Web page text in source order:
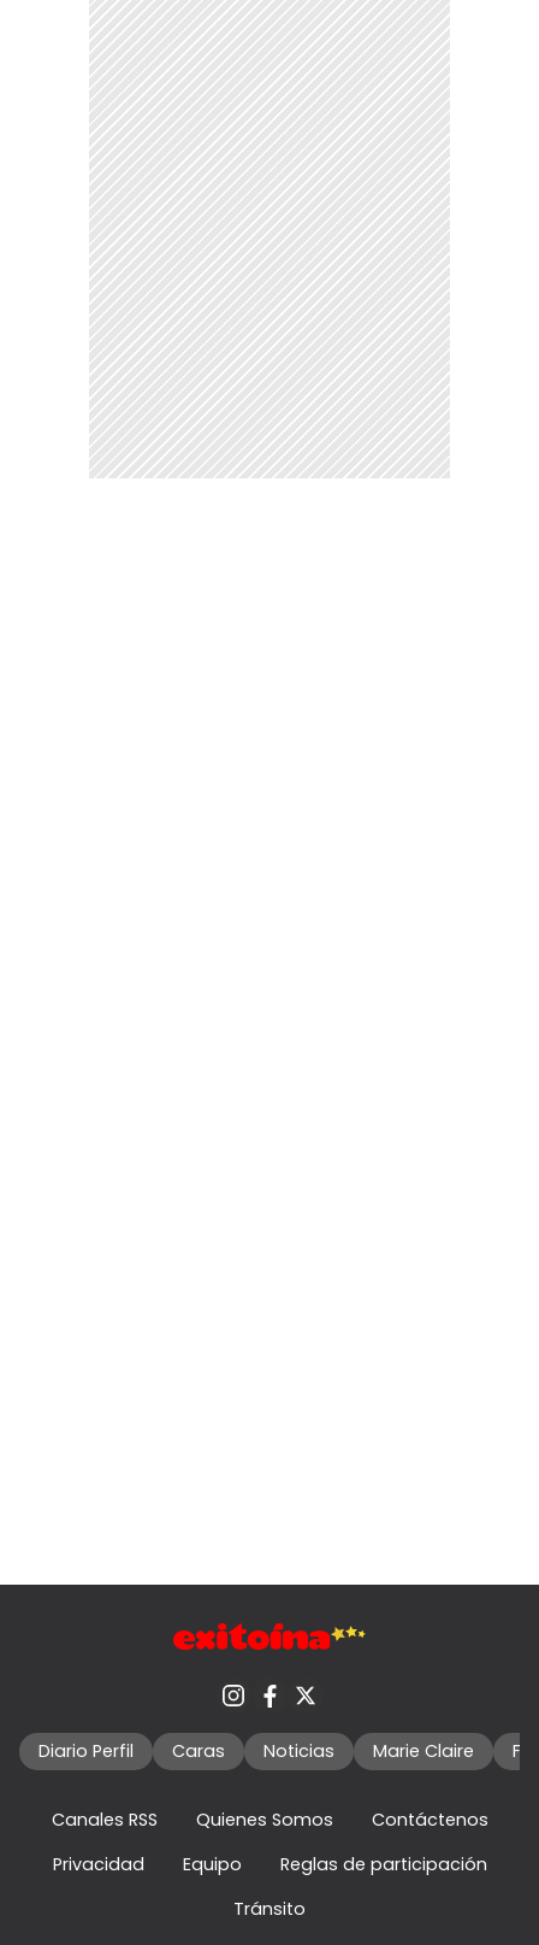
Diario Perfil Caras Noticias Marie Claire
Canales RSS Quienes Somos
Contáctenos
Privacidad
Equipo
Reglas de participación
Tránsito